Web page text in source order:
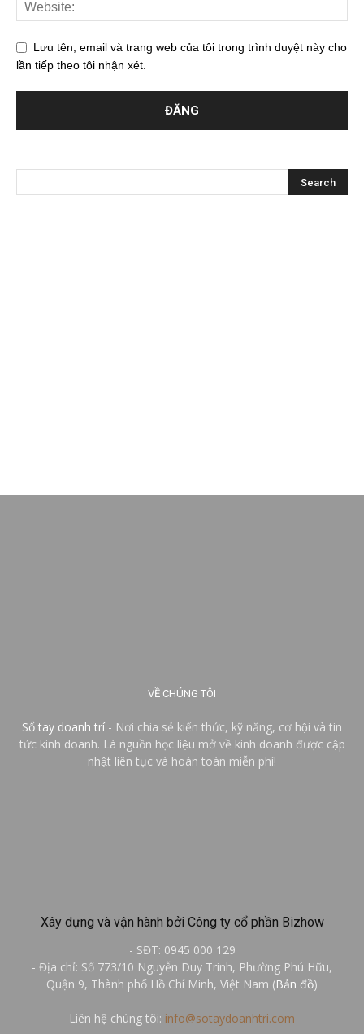
Lưu tên, email và trang web của tôi trong trình duyệt này cho
lần tiếp theo tôi nhận xét.
VỀ CHÚNG TÔI
Sổ tay doanh trí - Nơi chia sẻ kiến thức, kỹ năng, cơ hội và tin
tức kinh doanh. Là nguồn học liệu mở về kinh doanh được cập
nhật liên tục và hoàn toàn miễn phí!
Xây dựng và vận hành bởi Công ty cổ phần Bizhow
- SĐT: 0945 000 129
- Địa chỉ: Số 773/10 Nguyễn Duy Trinh, Phường Phú Hữu,
Quận 9, Thành phố Hồ Chí Minh, Việt Nam (Bản đồ)
Liên hệ chúng tôi: info@sotaydoanhtri.com